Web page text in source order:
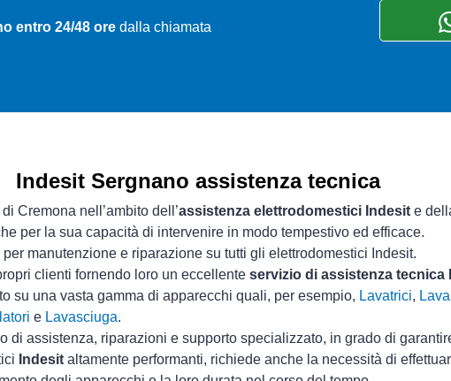
entro 24/48 oredalla chiamata
Indesit Sergnano assistenza tecnica
Cremona nell’ambito dell’assistenza elettrodomestici Indesit e
per la sua capacità di intervenire in modo tempestivo ed efficace.
per manutenzione e riparazione su tutti gli elettrodomestici Indesit.
clienti fornendo loro un eccellente servizio di assistenza tecnica
su una vasta gamma di apparecchi quali, per esempio, Lavatrici,
e Lavasciuga.
di assistenza, riparazioni e supporto specializzato, in grado di
Indesit altamente performanti, richiede anche la necessità di